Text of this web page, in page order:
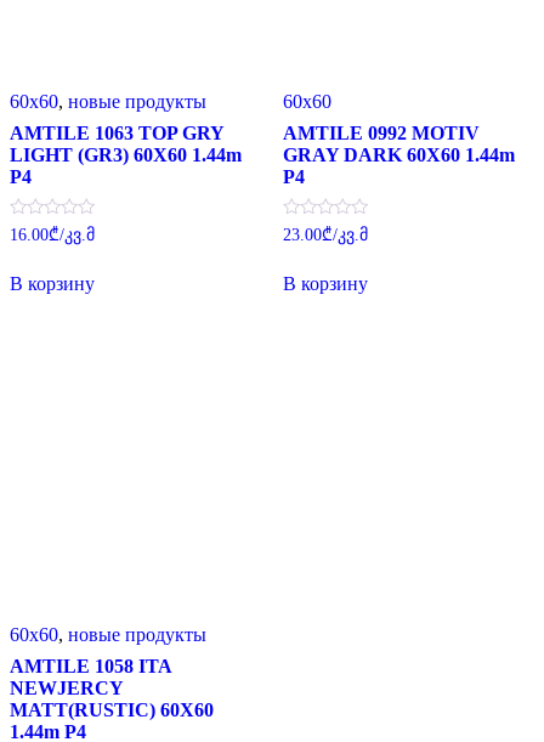
60x60, новые продукты
AMTILE 1063 TOP GRY
LIGHT (GR3) 60X60 1.44m
P4
Оценка
0
5
16.00₾/კვ.მ
В корзину
60x60
AMTILE 0992 MOTIV
GRAY DARK 60X60 1.44m
P4
Оценка
0
5
23.00₾/კვ.მ
В корзину
60x60, новые продукты
AMTILE 1058 ITA
NEWJERCY
MATT(RUSTIC) 60X60
1.44m P4